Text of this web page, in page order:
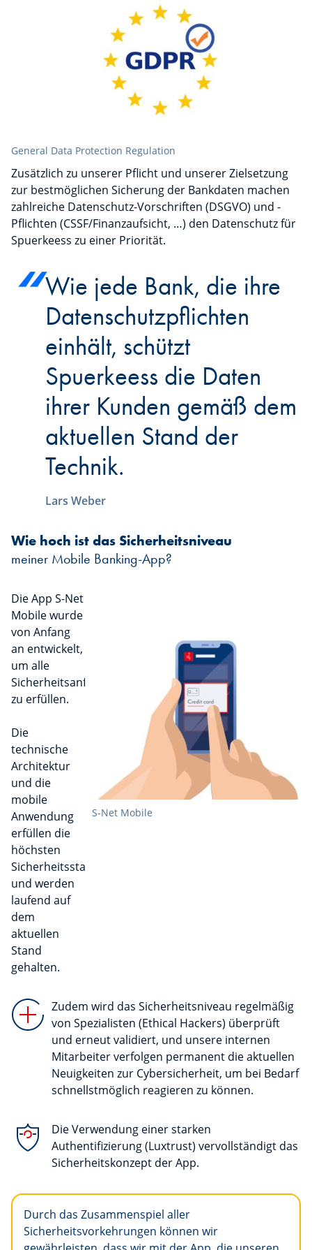
General Data Protection Regulation
Zusätzlich zu unserer Pflicht und unserer Zielsetzung
zur bestmöglichen Sicherung der Bankdaten machen
zahlreiche Datenschutz-Vorschriften (DSGVO) und -
Pflichten (CSSF/Finanzaufsicht, …) den Datenschutz für
Spuerkeess zu einer Priorität.
Wie jede Bank, die ihre
Datenschutzpflichten
einhält, schützt
Spuerkeess die Daten
ihrer Kunden gemäß dem
aktuellen Stand der
Technik.
Lars Weber
Wie hoch ist das Sicherheitsniveau
meiner Mobile Banking-App?
S-Net Mobile
Die App S-Net
Mobile wurde
von Anfang
an entwickelt,
um alle
Sicherheitsanforderungen
zu erfüllen.
Die
technische
Architektur
und die
mobile
Anwendung
erfüllen die
höchsten
Sicherheitsstandards
und werden
laufend auf
dem
aktuellen
Stand
gehalten.
Zudem wird das Sicherheitsniveau regelmäßig
von Spezialisten (Ethical Hackers) überprüft
und erneut validiert, und unsere internen
Mitarbeiter verfolgen permanent die aktuellen
Neuigkeiten zur Cybersicherheit, um bei Bedarf
schnellstmöglich reagieren zu können.
Die Verwendung einer starken
Authentifizierung (Luxtrust) vervollständigt das
Sicherheitskonzept der App.
Durch das Zusammenspiel aller
Sicherheitsvorkehrungen können wir